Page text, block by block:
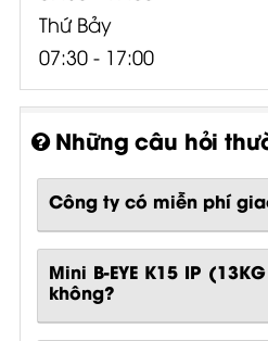
Thứ Bảy
07:30 - 17:00
Những câu hỏi
Công ty có miễn phí
Mini B-EYE K15 IP
không?